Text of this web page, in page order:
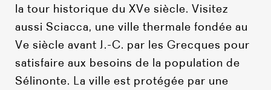
la tour historique du XVe siècle. Visitez
aussi Sciacca, une ville thermale fondée au
Ve siècle avant J.-C. par les Grecques pour
satisfaire aux besoins de la population de
Sélinonte. La ville est protégée par une